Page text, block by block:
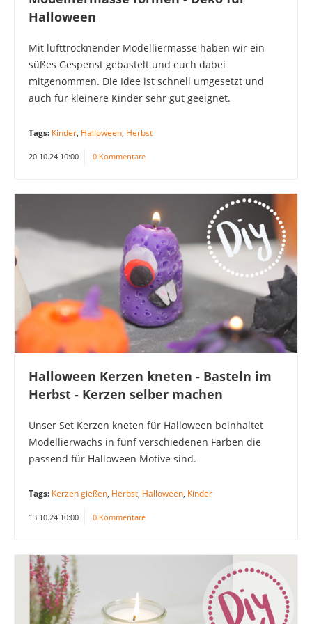
Halloween
Mit lufttrocknender Modelliermasse haben wir ein
süßes Gespenst gebastelt und euch dabei
mitgenommen. Die Idee ist schnell umgesetzt und
auch für kleinere Kinder sehr gut geeignet.
Tags: Kinder, Halloween, Herbst
20.10.24 10:00 0 Kommentare
Halloween Kerzen kneten - Basteln im
Herbst - Kerzen selber machen
Unser Set Kerzen kneten für Halloween beinhaltet
Modellierwachs in fünf verschiedenen Farben die
passend für Halloween Motive sind.
Tags: Kerzen gießen, Herbst, Halloween, Kinder
13.10.24 10:00 0 Kommentare